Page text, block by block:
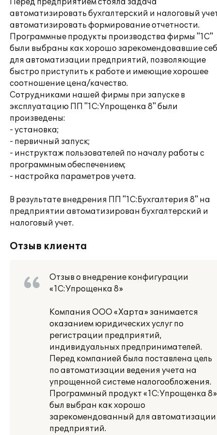
Перед предприятием стояла задача
автоматизировать бухгалтерский и налоговый
автоматизировать формирование отчетности.
Программные продукты производства фирмы "1С"
были выбраны как хорошо зарекомендовавшие
для автоматизации предприятий, позволяющие
быстро приступить к работе и имеющие хорошее
соотношение цена/качество.
Сотрудниками нашей фирмы при запуске в
эксплуатацию ПП "1C:Упрощенка 8" были
произведены:
- установка;
- первичный запуск;
- инструктаж пользователей по началу работы с
программным обеспечением;
- настройка параметров учета.
В результате внедрения ПП "1C:Бухгалтерия 8" на
предприятии автоматизирован бухгалтерский и
налоговый учет.
Отзыв клиента
Отзыв о внедрение конфигурации
«1С:Упрощенка 8»
Компания ООО «Харта» занимается
оказанием юридических услуг по
регистрации предприятий,
индивидуальных предпринимателей.
Перед компанией была поставлена цель
по автоматизации ведения учета на
упрощенной системе налогообложения.
Программный продукт «1С:Упрощенка 8»
был выбран как хорошо
зарекомендованный для автоматизации
предприятий.